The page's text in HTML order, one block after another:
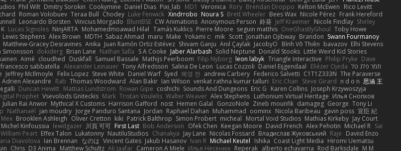
Phil Wilt Dmitry Sorokin Cookymine Daniel Dias Pixi_lab MD1 Veronica Rory Brendan Droppo Kelton McEwen Rico Levitt
Roman Volobuev Teraa Bull Chodey Luke Fenwick Xindrrobo Noura S Brett Wheeler Bees Wax Nicole Pérez Frank Hereford
Leonardo Borsten Vinicius Morgado BluntBSE CW Animations Anonymous Person 鈴葵 Jeff Kraemer Nicole Findlay Shirley
K Lucas Signoles NinjARTA Mohamedmoawad Hilal Tamás Kuklics Pierre Moore seguin matthis OneGhastlyGhoul Toby Howe
Lewis Stephens Alex Brown MDTH Sabaz Ahmad maru Make Yokami c: mik Scott Jonathan Ojibway Brandon Swann Fourmanoy
Matthew-Gracey Desravines Anika Juan Ramón Ortiz Estévez Shivam Ganju Anıl Çaylak JacobyO Bình Võ Thiên bavazov Elhi Stevens
Simonsson dokiderg Brian Lane Nathan Salla S A Cooke Jaber Alarbash Solid Neptune Donald Stooks Little Weird Kid Stories
Aimé cloudhed Duskfall Samuel Bassale Mathijs Peerboom Filip Nyborg leon labyk Triangle Interactive Philip Pryke Dave
francesco sabbatella Alexander Leinauer Tony Alfredsson Salina De Leon Lucas Cozzoli Daniel Eijgendaal Eliézer Ojeda תמר פלג טל
Jeffrey McIlmoyle Felix Lopez Steve White Daniel Warf Syed 혜영 전 andrew Carbery Federico Salvetti C1T1Z333N The Paraverse
Adrien Alexandre Rab Thomas Woodward Alan Bakir Ian Wilson venkat rathna kumar talluri Eric Chan Steve Girard n d o n 思涵 王
Duncan Hewitt Mattias Lundstrom Rowan Gipe coshichi Sounds And Dungeons Eric G Karen Collins Joseph Krzywoszyja
Prophet Vsevolods Gniteckis Mark Tristan Voulelis Walter Weaver Alex Stephens Luthonium Virtual Heritage Илья Снопков
Julian Rai Anwor Mythical X Customs Harrison Gafford nost Hemen Galal GonzoNole Zineb mounfik damageg George Tony Li
Nathanaël jan moudry Jorge Panduro Santana Jordan Raphael Dahan Muhammad oominx Nicola Baribeau gavin poss 宣臣 紀
Brooklen Ashleigh Oliver Cretton kiki Patrick Balthrop Simon Probert micheal Mortal Void Studios Mathias Kirkeby Jay Court
Michel Kinfoussia lewdgazer 川頁 可可 First Last Bob Anderson Ofek Chen Keegan Moore David French Alex Pehotin Michael R Sai
William Peart Effex Talon Lukatonny NautiluStudios Chanakya Jay Lane Nicolas Fossard Владислав Жуковський Raje Daviid Enzo
Diavolova Ian Brennan なのは Vincent Gates Jakub Hasanov Ivan R Michael Keutel Ishika Coast Light Media Hiromi Uematsu
Chris D3 Anima Matthew Schultz Ali Jaafar Cameron A Miele Илья Несенюк Reperak alberto echavarria Rod Barksdale M M